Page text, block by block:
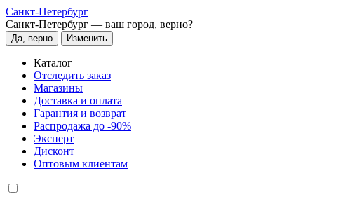
Санкт-Петербург
Санкт-Петербург — ваш город, верно?
Да, верно Изменить
Каталог
Отследить заказ
Магазины
Доставка и оплата
Гарантия и возврат
Распродажа до -90%
Эксперт
Дисконт
Оптовым клиентам